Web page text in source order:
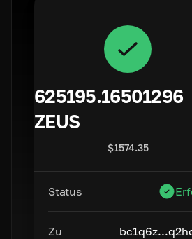
625195.16501296
ZEUS
$1574.35
Status
Zu